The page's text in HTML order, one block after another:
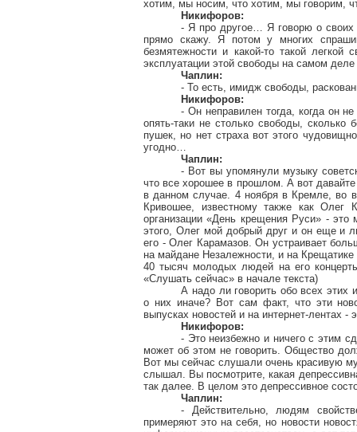
хотим, мы носим, что хотим, мы говорим,
Никифоров:
- Я про другое… Я говорю о своих
прямо скажу. Я потом у многих
безмятежности и какой-то такой
эксплуатации этой свободы на самом
Чаплин:
- То есть, имидж свободы,
Никифоров:
- Он неправилен тогда, когда он
опять-таки не столько свободы, сколько
пушек, но нет страха вот этого
угодно…
Чаплин:
- Вот вы упомянули музыку
что все хорошее в прошлом. А вот
в данном случае. 4 ноября в Кремле, во
Кривошее, известному также как Олег
организации «День крещения Руси» - это
этого, Олег мой добрый друг и он еще и
его - Олег Карамазов. Он устраивает
на майдане Незалежности, и на Крещатике
40 тысяч молодых людей на его
«Слушать сейчас» в начале текста)
А надо ли говорить обо всех этих
о них иначе? Вот сам факт, что эти
выпусках новостей и на интернет-лентах -
Никифоров:
- Это неизбежно и ничего с этим
может об этом не говорить. Общество
Вот мы сейчас слушали очень красивую
слышал. Вы посмотрите, какая
так далее. В целом это депрессивное
Чаплин:
- Действительно, людям
примеряют это на себя, но новости